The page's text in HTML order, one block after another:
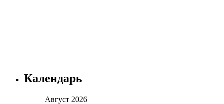
Календарь
Август 2026